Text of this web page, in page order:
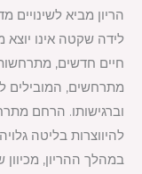
הריון מביא
לידה שקטה אינו
חיים חדשים, מתרחשות
מתרחשים, המובילים
וברגישותו. הרחם
להיווצרות בליטה
במהלך ההריון,